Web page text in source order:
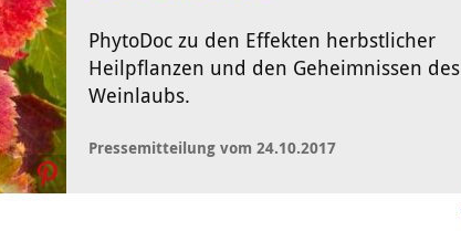
PhytoDoc zu den Effekten herbstlicher
Heilpflanzen und den Geheimnissen des
Weinlaubs.
Pressemitteilung vom 24.10.2017